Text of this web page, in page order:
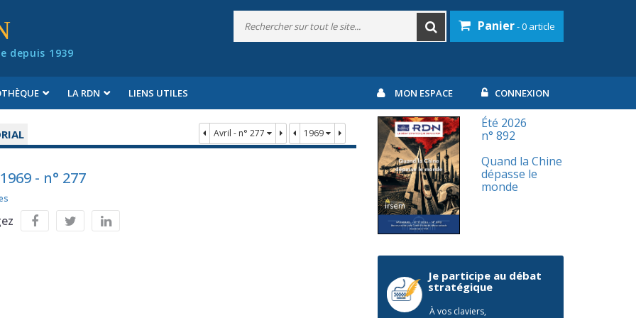
depuis 1939
Panier- 0 article
LA RDN LIENS UTILES MON ESPACE CONNEXION
Avril - n° 277 1969
- n° 277
Été 2026
n° 892
Quand la Chine
dépasse le
monde
Je participe au débat
stratégique
À vos claviers,